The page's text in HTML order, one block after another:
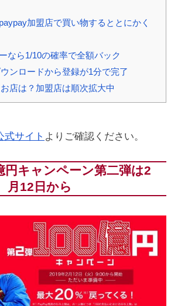
加盟店で買い物するととにかく
なら1/10の確率で全額バック
ンロードから登録が1分で完了
店は？加盟店は順次拡大中
式サイト よりご確認ください。
キャンペーン第二弾は2
月12日から